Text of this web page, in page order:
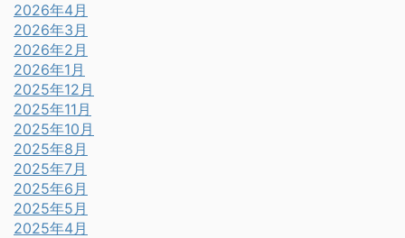
2026年4月
2026年3月
2026年2月
2026年1月
2025年12月
2025年11月
2025年10月
2025年8月
2025年7月
2025年6月
2025年5月
2025年4月